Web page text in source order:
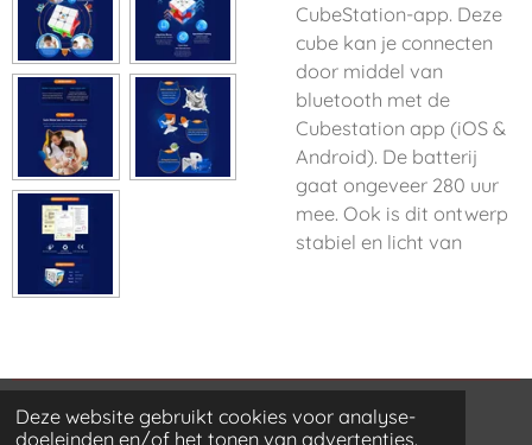
Deze website gebruikt cookies voor analyse-
doeleinden en/of het tonen van advertenties.
CubeStation-app. Deze
cube kan je connecten
door middel van
bluetooth met de
Cubestation app (iOS &
Android). De batterij
gaat ongeveer 280 uur
mee. Ook is dit ontwerp
stabiel en licht van
© 2021 - 2026 doublewsgifts